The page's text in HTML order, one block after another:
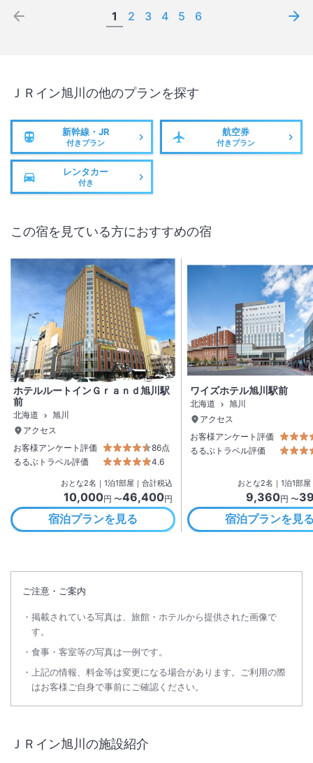
1 2 3 4 5 6
ＪＲイン旭川 の他のプランを探す
新幹線・JR
付きプラン
航空券
付きプラン
レンタカー
付き
この宿を見ている方におすすめの宿
ホテルルートインＧｒａｎｄ旭川駅
前
北海道
旭川
アクセス
お客様アンケート評価
86点
るるぶトラベル評価
4.6
おとな2名 ｜ 1泊1部屋｜合計税込
10,000円 〜46,400円
宿泊プランを見る
ワイズホテル旭川駅前
北海道
旭川
アクセス
お客様アンケート評価
るるぶトラベル評価
おとな2名 ｜ 1泊1部屋
9,360円 〜
宿泊プランを見
ご注意・ご案内
掲載されている写真は、旅館・ホテルから提供された画像で
す。
食事・客室等の写真は一例です。
上記の情報、料金等は変更になる場合があります。ご利用の際
はお客様ご自身で事前にご確認ください。
ＪＲイン旭川 の施設紹介